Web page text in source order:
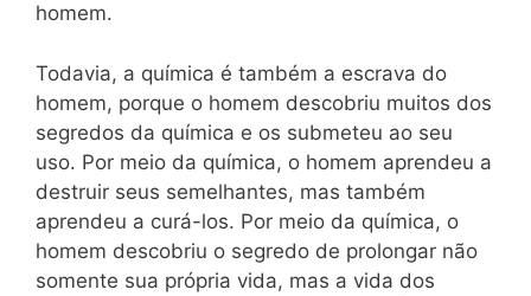
homem.
Todavia, a química é também a escrava do
homem, porque o homem descobriu muitos dos
segredos da química e os submeteu ao seu
uso. Por meio da química, o homem aprendeu a
destruir seus semelhantes, mas também
aprendeu a curá-los. Por meio da química, o
homem descobriu o segredo de prolongar não
somente sua própria vida, mas a vida dos